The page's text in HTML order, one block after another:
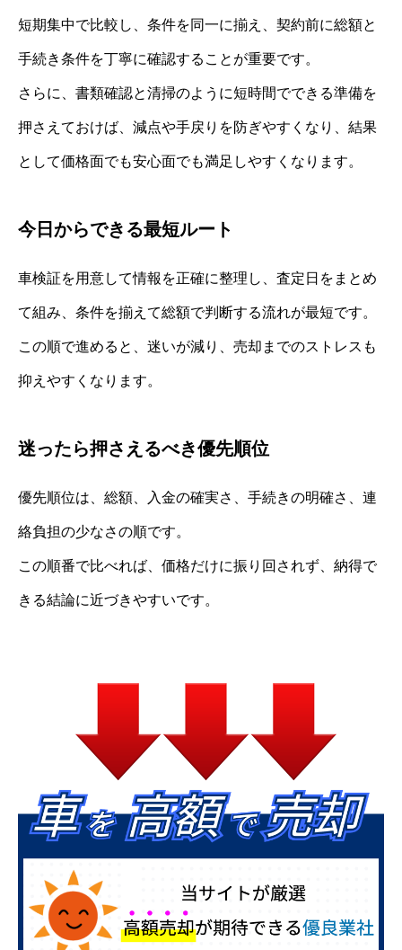
短期集中で比較し、条件を同一に揃え、契約前に総額と
手続き条件を丁寧に確認することが重要です。
さらに、書類確認と清掃のように短時間でできる準備を
押さえておけば、減点や手戻りを防ぎやすくなり、結果
として価格面でも安心面でも満足しやすくなります。
今日からできる最短ルート
車検証を用意して情報を正確に整理し、査定日をまとめ
て組み、条件を揃えて総額で判断する流れが最短です。
この順で進めると、迷いが減り、売却までのストレスも
抑えやすくなります。
迷ったら押さえるべき優先順位
優先順位は、総額、入金の確実さ、手続きの明確さ、連
絡負担の少なさの順です。
この順番で比べれば、価格だけに振り回されず、納得で
きる結論に近づきやすいです。